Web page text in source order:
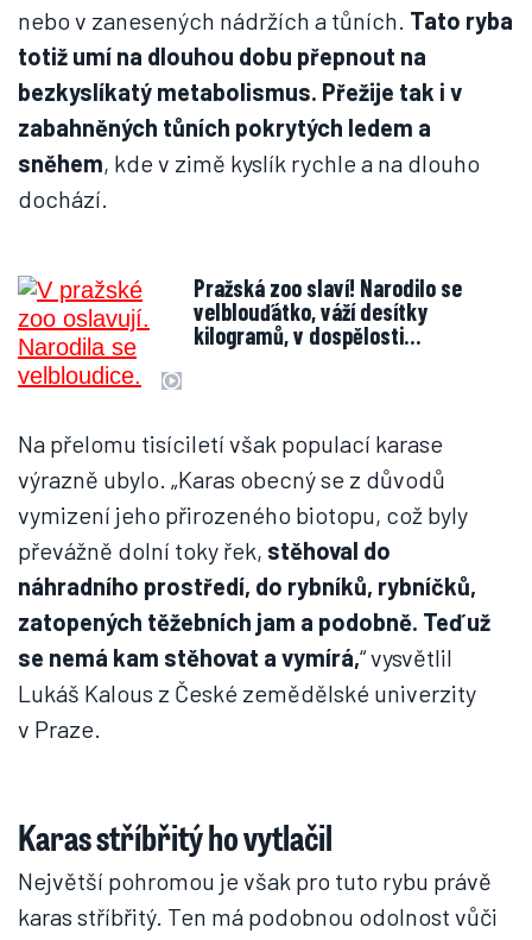
nebo v zanesených nádržích a tůních. Tato ryba
totiž umí na dlouhou dobu přepnout na
bezkyslíkatý metabolismus. Přežije tak i v
zabahněných tůních pokrytých ledem a
sněhem, kde v zimě kyslík rychle a na dlouho
dochází.
Pražská zoo slaví! Narodilo se
velblouďátko, váží desítky
kilogramů, v dospělosti…
Na přelomu tisíciletí však populací karase
výrazně ubylo. „Karas obecný se z důvodů
vymizení jeho přirozeného biotopu, což byly
převážně dolní toky řek, stěhoval do
náhradního prostředí, do rybníků, rybníčků,
zatopených těžebních jam a podobně. Teď už
se nemá kam stěhovat a vymírá,“ vysvětlil
Lukáš Kalous z České zemědělské univerzity
v Praze.
Karas stříbřitý ho vytlačil
Největší pohromou je však pro tuto rybu právě
karas stříbřitý. Ten má podobnou odolnost vůči